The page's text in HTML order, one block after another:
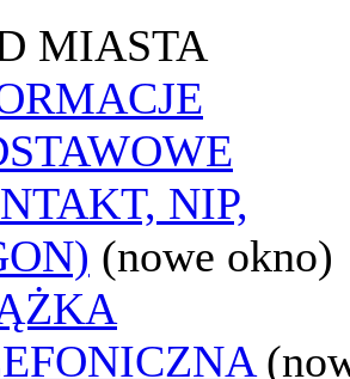
MIASTA
NIP,
(nowe okno)